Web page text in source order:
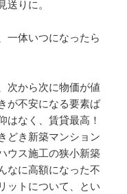
りに。
一体いつになったら
次から次に物価が値
が不安になる要素ば
はなく、賃貸最高！
どき新築マンション
ウス施工の狭小新築
なに高額になった不
ットについて、とい